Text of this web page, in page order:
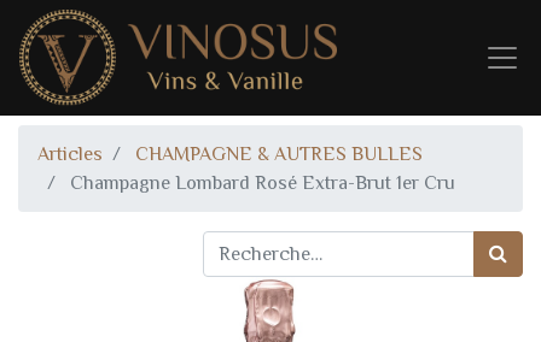
Articles
CHAMPAGNE & AUTRES BULLES
Champagne Lombard Rosé Extra-Brut 1er Cru